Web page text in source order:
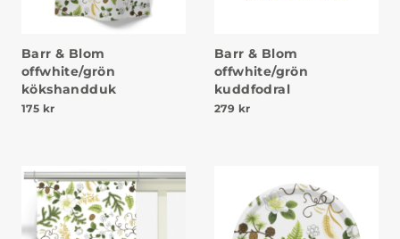
Barr & Blom
offwhite/grön
kökshandduk
175 kr
Barr & Blom
offwhite/grön
kuddfodral
279 kr